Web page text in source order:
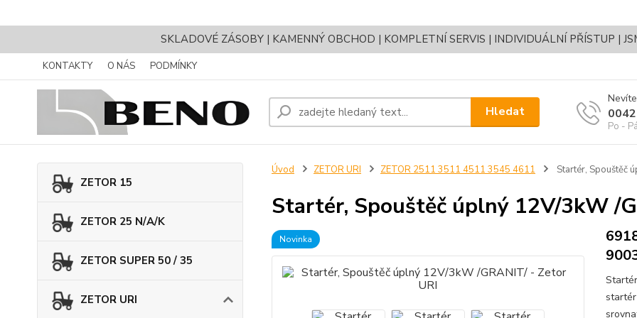
SKLADOVÉ ZÁSOBY | KAMENNÝ OBCHOD | KOMPLETNÍ SERVIS | INDIVIDUÁLNÍ PŘÍSTUP |
KONTAKTY O NÁS PODMÍNKY
Hledat
Po -
ZETOR 15
ZETOR 25 N/A/K
ZETOR SUPER 50 / 35
ZETOR URI
Úvod ZETOR URI ZETOR 2511 3511 4511 3545 4611 Startér, Spouštěč
Startér, Spouštěč úplný 12V/3kW /
Novinka